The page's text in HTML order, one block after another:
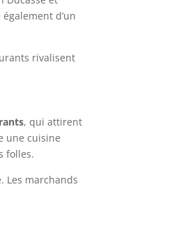
d’un
rivalisent
, qui attirent
une cuisine
folles.
Les marchands